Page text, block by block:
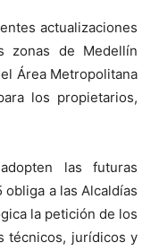
actualizaciones
zonas de Medellín
Área Metropolitana
los propietarios,
las futuras
a las Alcaldías
la petición de los
técnicos, jurídicos y